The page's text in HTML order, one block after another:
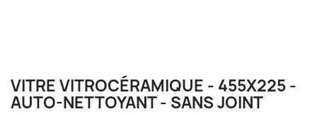
VITRE VITROCÉRAMIQUE - 455X225 -
AUTO-NETTOYANT - SANS JOINT